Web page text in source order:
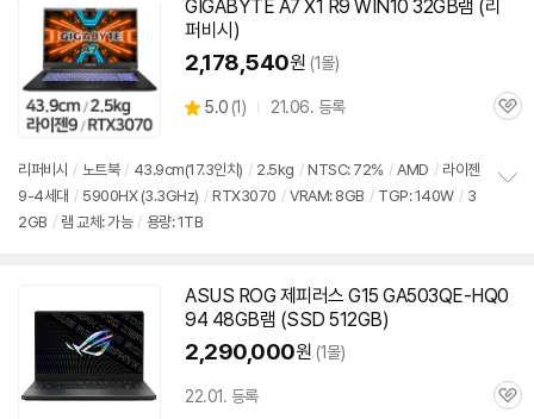
GIGABYTE A7 X1 R9 WIN10 32GB램 (리
퍼비시)
2,178,540원 (1몰)
별
5.0 (상
리
뷰
1) 21.06. 등록
관
리퍼비시 / 노트북 / 43.9cm(17.3인치) / 2.5kg / NTSC: 72% / AMD / 라이젠
9-4세대 / 5900HX (3.3GHz) / RTX3070 / VRAM: 8GB / TGP: 140W / 3
2GB / 램 교체: 가능 / 용량: 1TB
기
ASUS ROG 제피러스 G15 GA503QE-HQ0
94 48GB램 (SSD 512GB)
2,290,000원 (1몰)
22.01. 등록
관